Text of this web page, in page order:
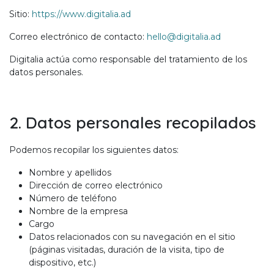
Sitio: https://www.digitalia.ad
Correo electrónico de contacto: hello@digitalia.ad
Digitalia actúa como responsable del tratamiento de los
datos personales.
2. Datos personales recopilados
Podemos recopilar los siguientes datos:
Nombre y apellidos
Dirección de correo electrónico
Número de teléfono
Nombre de la empresa
Cargo
Datos relacionados con su navegación en el sitio
(páginas visitadas, duración de la visita, tipo de
dispositivo, etc.)